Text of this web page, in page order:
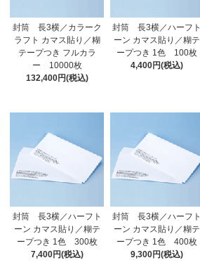
封筒 長3横／カラーク
ラフト カマス貼り／糊
テープつき フルカラ
ー 10000枚
132,400円(税込)
封筒 長3横／ハーフト
ーン カマス貼り／糊テ
ープつき 1色 100枚
4,400円(税込)
封筒 長3横／ハーフト
ーン カマス貼り／糊テ
ープつき 1色 300枚
7,400円(税込)
封筒 長3横／ハーフト
ーン カマス貼り／糊テ
ープつき 1色 400枚
9,300円(税込)